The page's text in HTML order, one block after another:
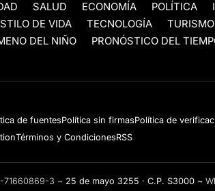
SALUD ECONOMÍA POLÍTICA
DE VIDA TECNOLOGÍA TURISMO
DEL NIÑO PRONÓSTICO DEL
de fuentesPolítica sin firmasPolítica de
Términos y CondicionesRSS
71660869-3 ~ 25 de mayo 3255 · C.P. S3000 ~